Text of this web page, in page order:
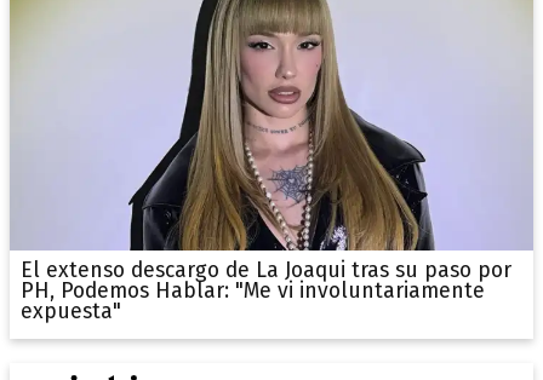
El extenso descargo de La Joaqui tras su paso por
PH, Podemos Hablar: "Me vi involuntariamente
expuesta"